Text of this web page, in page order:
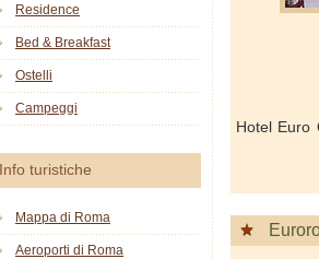
Hotel Euro
Residence
Bed & Breakfast
Ostelli
Campeggi
Info turistiche
Mappa di Roma
Aeroporti di Roma